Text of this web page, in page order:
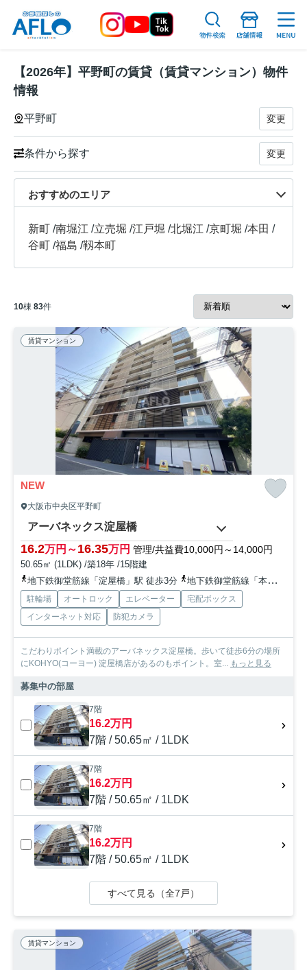
【2026年】平野町の賃貸（賃貸マンション）物件
情報
平野町 変更
条件から探す 変更
おすすめのエリア
新町 /南堀江 /立売堀 /江戸堀 /北堀江 /京町堀 /本田 /
谷町 /福島 /靱本町
10棟 83件
賃貸マンション
NEW
大阪市中央区平野町
アーバネックス淀屋橋
16.2万円～16.35万円 管理/共益費10,000円～14,000円
50.65㎡ (1LDK) /築18年 /15階建
地下鉄御堂筋線「淀屋橋」駅 徒歩3分
地下鉄御堂筋線「本町」駅 徒歩5分
駐輪場 オートロック エレベーター
宅配ボックス
インターネット対応
防犯カメラ
こだわりポイント満載のアーバネックス淀屋橋。歩いて徒歩6分の場所
にKOHYO(コーヨー) 淀屋橋店があるのもポイント。室...
もっと見る
募集中の部屋
7階
16.2万円
7階 / 50.65㎡ / 1LDK
7階
16.2万円
7階 / 50.65㎡ / 1LDK
7階
16.2万円
7階 / 50.65㎡ / 1LDK
すべて見る（全7戸）
賃貸マンション